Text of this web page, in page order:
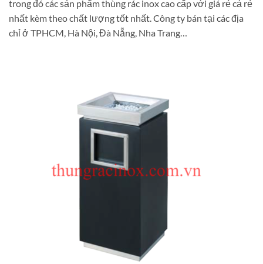
trong đó các sản phẩm thùng rác inox cao cấp với giá rẻ cả rẻ
nhất kèm theo chất lượng tốt nhất. Công ty bán tại các địa
chỉ ở TPHCM, Hà Nội, Đà Nẵng, Nha Trang…